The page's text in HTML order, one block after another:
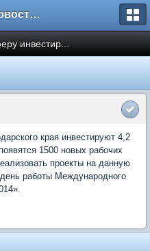
Форум Новостройки
инвестир...
края инвестируют 4,2
1500 новых рабочих
проекты на данную
работы Международного